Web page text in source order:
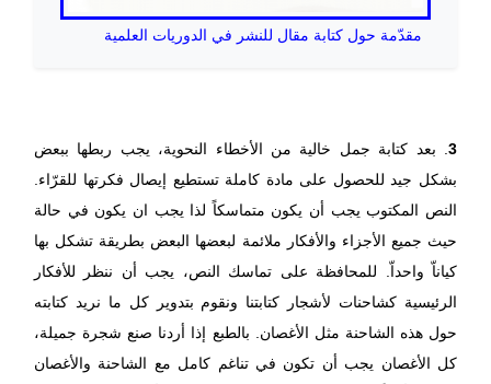
مقدّمة حول كتابة مقال للنشر في الدوريات العلمية
3. بعد كتابة جمل خالية من الأخطاء النحوية، يجب ربطها ببعض
بشكل جيد للحصول على مادة كاملة تستطيع إيصال فكرتها للقرّاء.
النص المكتوب يجب أن يكون متماسكاً لذا يجب ان يكون في حالة
حيث جميع الأجزاء والأفكار ملائمة لبعضها البعض بطريقة تشكل بها
كياناّ واحداّ. للمحافظة على تماسك النص، يجب أن ننظر للأفكار
الرئيسية كشاحنات لأشجار كتابتنا ونقوم بتدوير كل ما نريد كتابته
حول هذه الشاحنة مثل الأغصان. بالطبع إذا أردنا صنع شجرة جميلة،
كل الأغصان يجب أن تكون في تناغم كامل مع الشاحنة والأغصان